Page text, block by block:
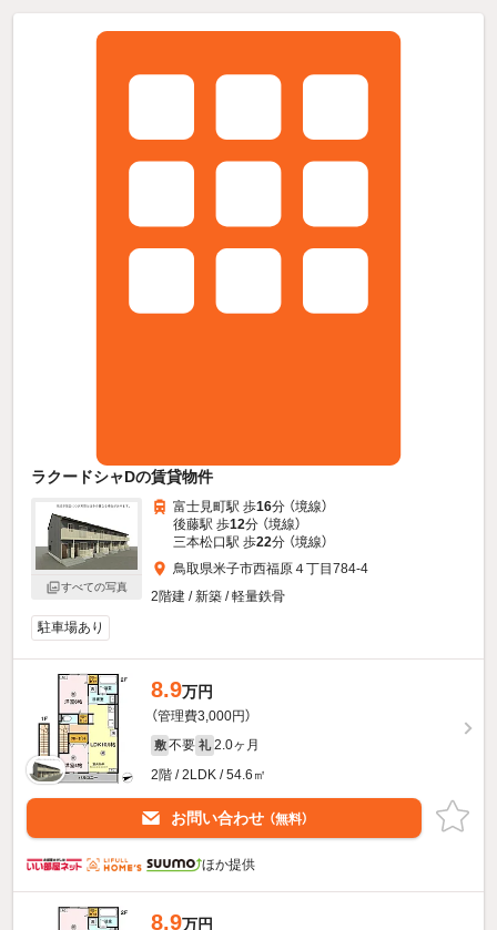
ラクードシャDの賃貸物件
すべての写真
富士見町駅 歩16分 （境線）
後藤駅 歩12分 （境線）
三本松口駅 歩22分 （境線）
鳥取県米子市西福原４丁目784-4
2階建 / 新築 / 軽量鉄骨
駐車場あり
8.9万円
（管理費3,000円）
敷 不要 礼 2.0ヶ月
2階 / 2LDK / 54.6㎡
お問い合わせ （無料）
ほか提供
8.9万円